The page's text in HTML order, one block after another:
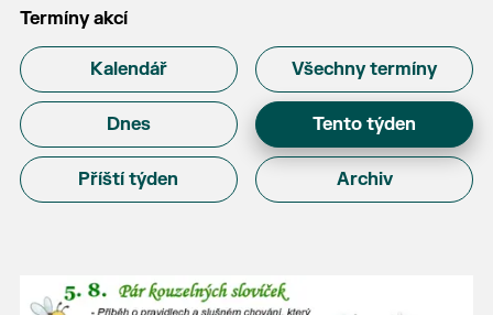
Termíny akcí
Kalendář Všechny termíny
Dnes Tento týden
Příští týden Archiv